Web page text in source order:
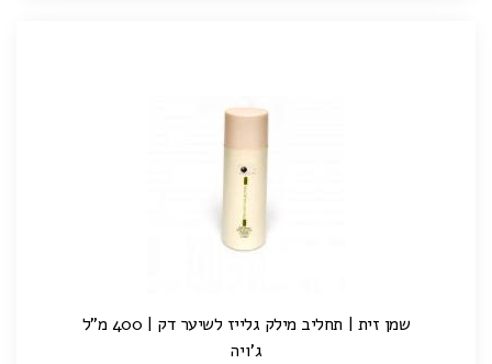
שמן זית | תחליב מילק גלייז לשיער דק | 400 מ"ל
ג'ויה